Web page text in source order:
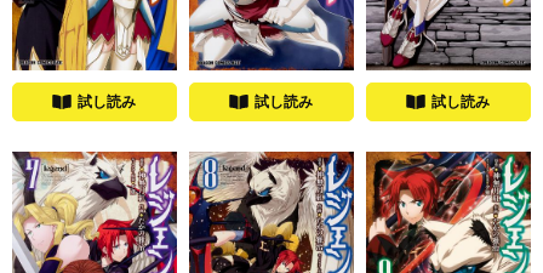
試し読み 試し読み 試し読み